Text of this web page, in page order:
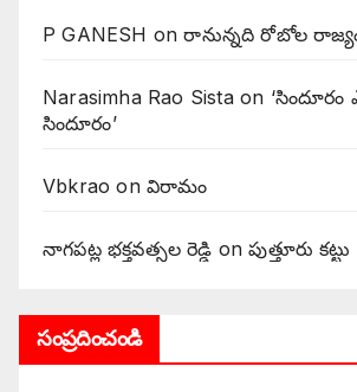
P GANESH on‌రానున్నది రోబోల
Narasimha Rao Sistaon ‘సిందూరం
సిందూరం’
Vbkrao onవిరామం
నాగపట్ల భక్తవత్సల రెడ్డి onపుత్తూరు కట్టు
సంప్రదించండి